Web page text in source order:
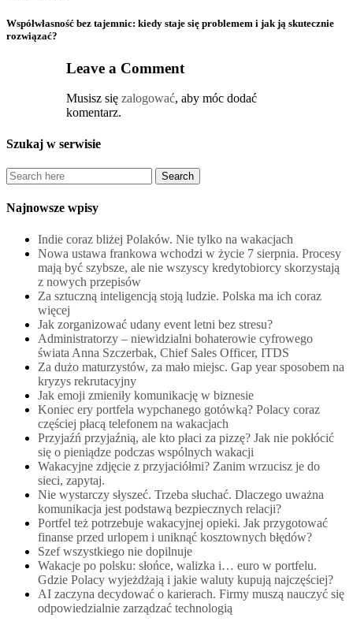
Współwłasność bez tajemnic: kiedy staje się problemem i jak ją skutecznie
rozwiązać?
Leave a Comment
Musisz się zalogować, aby móc dodać
komentarz.
Szukaj w serwisie
Najnowsze wpisy
Indie coraz bliżej Polaków. Nie tylko na wakacjach
Nowa ustawa frankowa wchodzi w życie 7 sierpnia. Procesy
mają być szybsze, ale nie wszyscy kredytobiorcy skorzystają
z nowych przepisów
Za sztuczną inteligencją stoją ludzie. Polska ma ich coraz
więcej
Jak zorganizować udany event letni bez stresu?
Administratorzy – niewidzialni bohaterowie cyfrowego
świata Anna Szczerbak, Chief Sales Officer, ITDS
Za dużo maturzystów, za mało miejsc. Gap year sposobem na
kryzys rekrutacyjny
Jak emoji zmieniły komunikację w biznesie
Koniec ery portfela wypchanego gotówką? Polacy coraz
częściej płacą telefonem na wakacjach
Przyjaźń przyjaźnią, ale kto płaci za pizzę? Jak nie pokłócić
się o pieniądze podczas wspólnych wakacji
Wakacyjne zdjęcie z przyjaciółmi? Zanim wrzucisz je do
sieci, zapytaj.
Nie wystarczy słyszeć. Trzeba słuchać. Dlaczego uważna
komunikacja jest podstawą bezpiecznych relacji?
Portfel też potrzebuje wakacyjnej opieki. Jak przygotować
finanse przed urlopem i uniknąć kosztownych błędów?
Szef wszystkiego nie dopilnuje
Wakacje po polsku: słońce, walizka i… euro w portfelu.
Gdzie Polacy wyjeżdżają i jakie waluty kupują najczęściej?
AI zaczyna decydować o karierach. Firmy muszą nauczyć się
odpowiedzialnie zarządzać technologią